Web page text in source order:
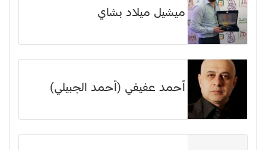
ميشيل ميلاد بشاي
أحمد عفيفي (أحمد الجبيلي)